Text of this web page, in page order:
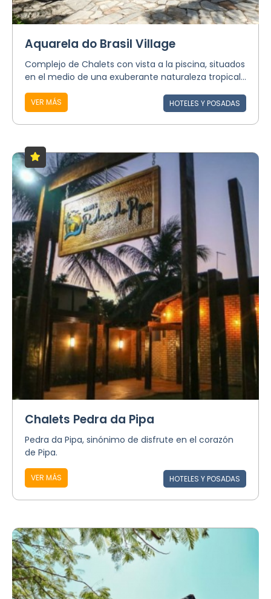
Aquarela do Brasil Village
Complejo de Chalets con vista a la piscina, situados
en el medio de una exuberante naturaleza tropical...
VER MÁS HOTELES Y POSADAS
Chalets Pedra da Pipa
Pedra da Pipa, sinónimo de disfrute en el corazón
de Pipa.
VER MÁS HOTELES Y POSADAS